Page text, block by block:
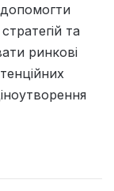
та
ринкові